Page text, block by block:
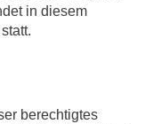
in diesem
berechtigtes